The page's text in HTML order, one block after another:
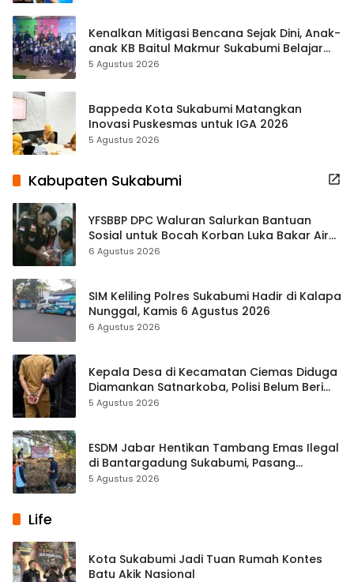
Kenalkan Mitigasi Bencana Sejak Dini, Anak-
anak KB Baitul Makmur Sukabumi Belajar
Lewat Boneka Tangan
5 Agustus 2026
Bappeda Kota Sukabumi Matangkan
Inovasi Puskesmas untuk IGA 2026
5 Agustus 2026
Kabupaten Sukabumi
YFSBBP DPC Waluran Salurkan Bantuan
Sosial untuk Bocah Korban Luka Bakar Air
Panas
6 Agustus 2026
SIM Keliling Polres Sukabumi Hadir di Kalapa
Nunggal, Kamis 6 Agustus 2026
6 Agustus 2026
Kepala Desa di Kecamatan Ciemas Diduga
Diamankan Satnarkoba, Polisi Belum Beri
Penjelasan Resmi
5 Agustus 2026
ESDM Jabar Hentikan Tambang Emas Ilegal
di Bantargadung Sukabumi, Pasang
Spanduk Larangan
5 Agustus 2026
Life
Kota Sukabumi Jadi Tuan Rumah Kontes
Batu Akik Nasional